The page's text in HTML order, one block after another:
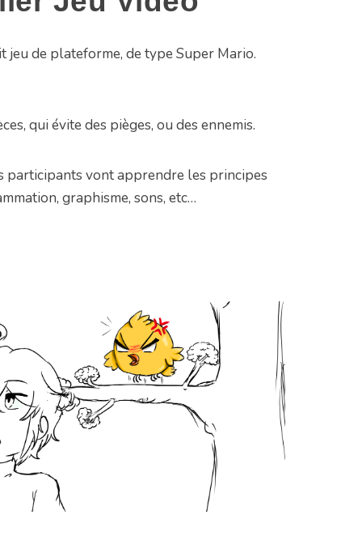
de plateforme, de type Super Mario.
qui évite des pièges, ou des ennemis.
participants vont apprendre les principes
graphisme, sons, etc…